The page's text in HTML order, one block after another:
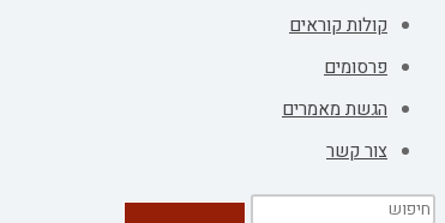
קולות קוראים
פרסומים
הגשת מאמרים
צור קשר